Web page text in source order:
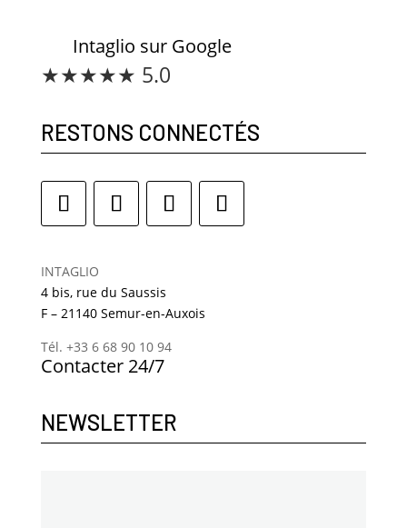
Intaglio sur Google
★★★★★ 5.0
RESTONS CONNECTÉS
INTAGLIO
4 bis, rue du Saussis
F – 21140 Semur-en-Auxois
Tél. +33 6 68 90 10 94
Contacter 24/7
NEWSLETTER